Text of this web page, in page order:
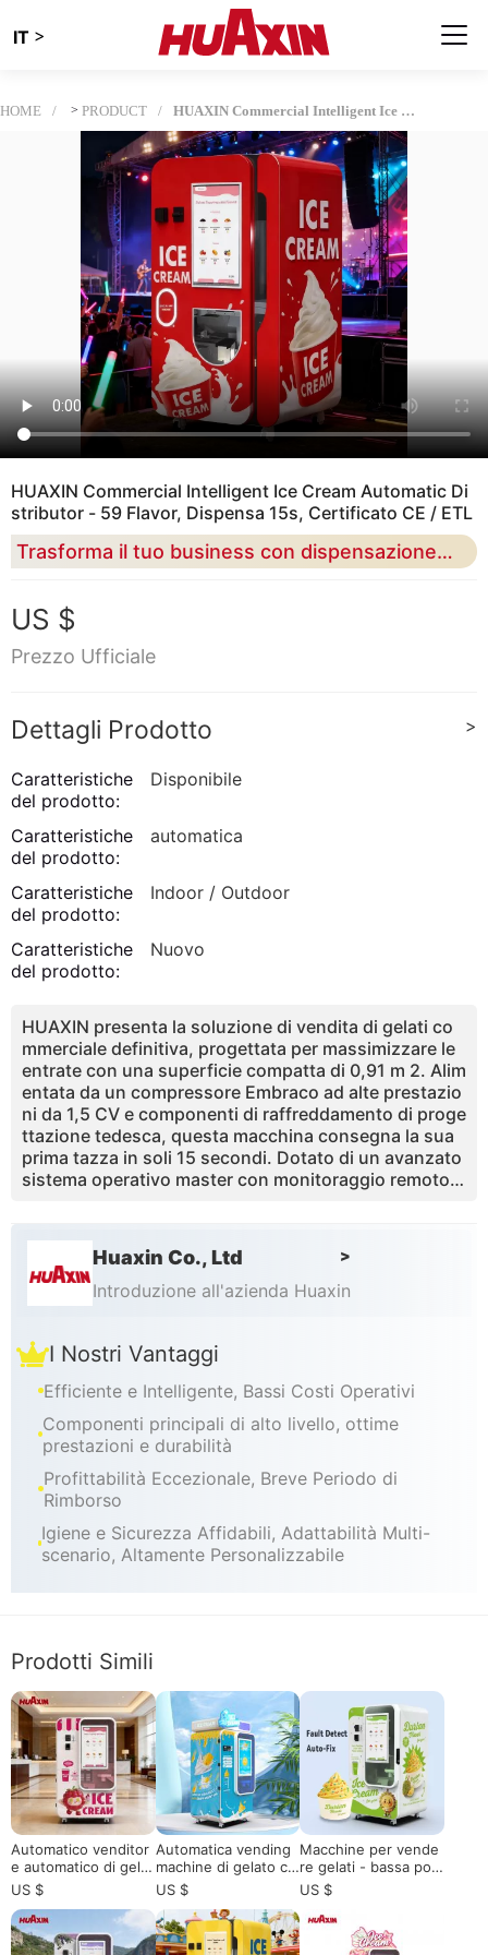
IT >
HOME > PRODUCT HUAXIN Commercial Intelligent Ice Cream Automatic Distributor - 59 Flavor, Dispensa 15s, Certificato CE / ETL
HUAXIN Commercial Intelligent Ice Cream Automatic Di
stributor - 59 Flavor, Dispensa 15s, Certificato CE / ETL
Trasforma il tuo business con dispensazione automatica in 15 secondi, gestione intelligente 24 ore su 24 e margini di profitto del 65% leader del settore
US $
Prezzo Ufficiale
Dettagli Prodotto >
Caratteristiche
del prodotto:
Disponibile
Caratteristiche
del prodotto:
automatica
Caratteristiche
del prodotto:
Indoor / Outdoor
Caratteristiche
del prodotto:
Nuovo
HUAXIN presenta la soluzione di vendita di gelati co
mmerciale definitiva, progettata per massimizzare le
entrate con una superficie compatta di 0,91 m 2. Alim
entata da un compressore Embraco ad alte prestazio
ni da 1,5 CV e componenti di raffreddamento di proge
ttazione tedesca, questa macchina consegna la sua
prima tazza in soli 15 secondi. Dotato di un avanzato
sistema operativo master con monitoraggio remoto,
ndo al contempo standard di igiene a 5 stelle. Con 59
combinazioni di aromi personalizzabili e un touchscr
een BOE interattivo da 32 pollici, cattura gli acquirent
i impulsivi e garantisce un rapido ritorno sull 'investi
a quota di mercato nazionale del 70% e certificazioni
Huaxin Co., Ltd >
Introduzione all'azienda Huaxin
I Nostri Vantaggi
Efficiente e Intelligente, Bassi Costi Operativi
Componenti principali di alto livello, ottime
prestazioni e durabilità
Profittabilità Eccezionale, Breve Periodo di
Rimborso
Igiene e Sicurezza Affidabili, Adattabilità Multi-
scenario, Altamente Personalizzabile
Prodotti Simili
Automatico venditor
e automatico di gelat
o per uso commercia
le con 15 secondi di
servizio veloce e sist
ema di gestione rem
US $
Automatica vending
machine di gelato co
mmerciale| Autopuliz
ia e controllo intellig
ente per un profitto
elevato
US $
Macchine per vende
re gelati - bassa pot
enza 10 - 15kWh / gi
orno: tecnologia di c
ongelamento della m
aratona e corsa senz
US $